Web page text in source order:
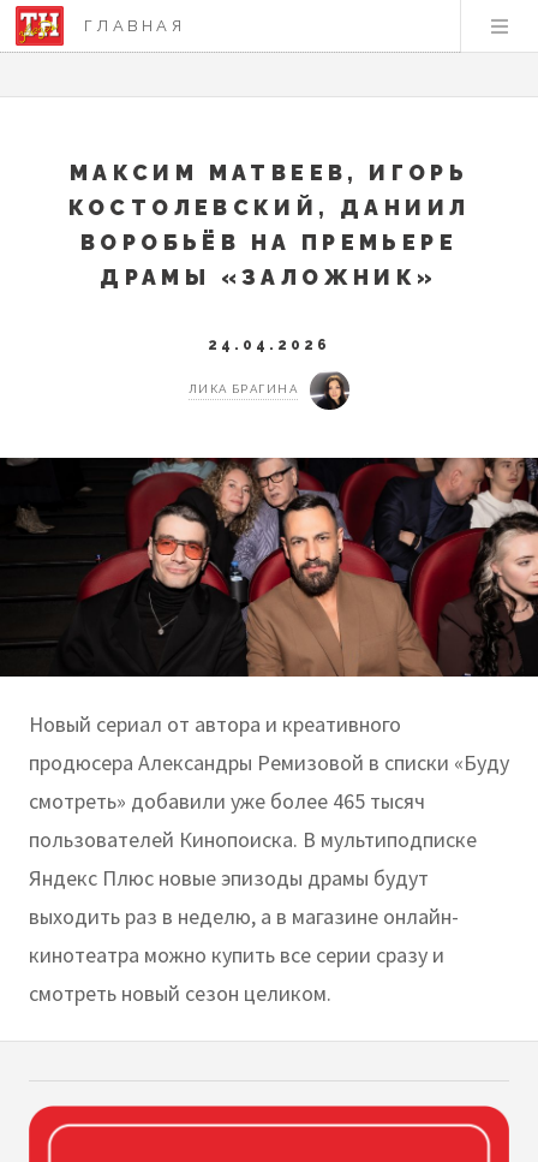
ГЛАВНАЯ
МАКСИМ МАТВЕЕВ, ИГОРЬ
КОСТОЛЕВСКИЙ, ДАНИИЛ
ВОРОБЬЁВ НА ПРЕМЬЕРЕ
ДРАМЫ «ЗАЛОЖНИК»
24.04.2026
ЛИКА БРАГИНА
Новый сериал от автора и креативного
продюсера Александры Ремизовой в списки «Буду
смотреть» добавили уже более 465 тысяч
пользователей Кинопоиска. В мультиподписке
Яндекс Плюс новые эпизоды драмы будут
выходить раз в неделю, а в магазине онлайн-
кинотеатра можно купить все серии сразу и
смотреть новый сезон целиком.